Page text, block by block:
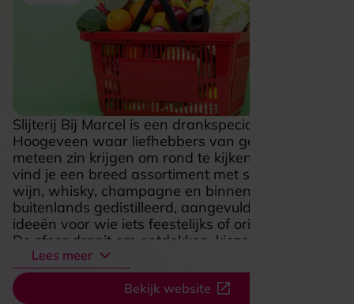
Slijterij Bij Marcel is een drankspeciaalzaak in
Hoogeveen waar liefhebbers van goede drank
meteen zin krijgen om rond te kijken. In de winkel
vind je een breed assortiment met speciaalbier,
wijn, whisky, champagne en binnen- en
buitenlands gedistilleerd, aangevuld met cadeau-
ideeën voor wie iets feestelijks of origineels zoekt.
De sfeer draait om ontdekken, kiezen en jezelf of
iemand anders verrassen met een mooie fles.
Dat maakt deze plek aantrekkelijk voor zowel
kenners als bezoekers die gewoon iets lekkers
Lees meer
Bekijk website